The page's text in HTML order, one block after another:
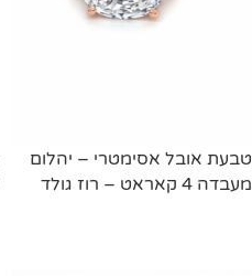
טבעת אובל אסימטרי – יהלום
מעבדה 4 קאראט – רוז גולד